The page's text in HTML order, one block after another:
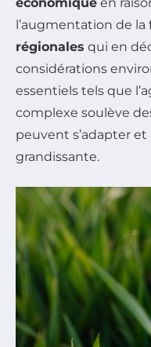
l’augmentation de
régionales qui en
considérations
essentiels tels que
complexe soulève
peuvent s’adapter
grandissante.